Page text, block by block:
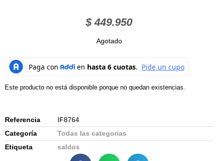
$449.950
Agotado
Este producto no está disponible porque no quedan existencias.
Referencia
IF8764
Categoría
Todas las categorias
Etiqueta
saldos